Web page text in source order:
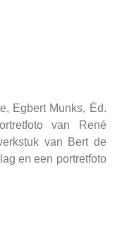
Egbert Munks, Éd.
van René
van Bert de
en een portretfoto